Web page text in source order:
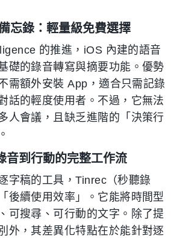
忘錄：輕量級免費選擇
的推進，iOS 內建的語音
礎的錄音轉寫與摘要功能。優勢
需額外安裝 App，適合只需記錄
話的輕度使用者。不過，它無法
人會議，且缺乏進階的「決策行
音到行動的完整工作流
字稿的工具，Tinrec（秒聽錄
後續使用效率」。它能將時間型
可搜尋、可行動的文字。除了提
外，其差異化特點在於能針對逐